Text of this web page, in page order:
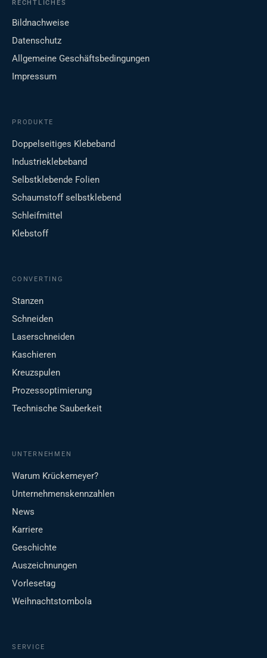
RECHTLICHES
Bildnachweise
Datenschutz
Allgemeine Geschäftsbedingungen
Impressum
PRODUKTE
Doppelseitiges Klebeband
Industrieklebeband
Selbstklebende Folien
Schaumstoff selbstklebend
Schleifmittel
Klebstoff
CONVERTING
Stanzen
Schneiden
Laserschneiden
Kaschieren
Kreuzspulen
Prozessoptimierung
Technische Sauberkeit
UNTERNEHMEN
Warum Krückemeyer?
Unternehmenskennzahlen
News
Karriere
Geschichte
Auszeichnungen
Vorlesetag
Weihnachtstombola
SERVICE